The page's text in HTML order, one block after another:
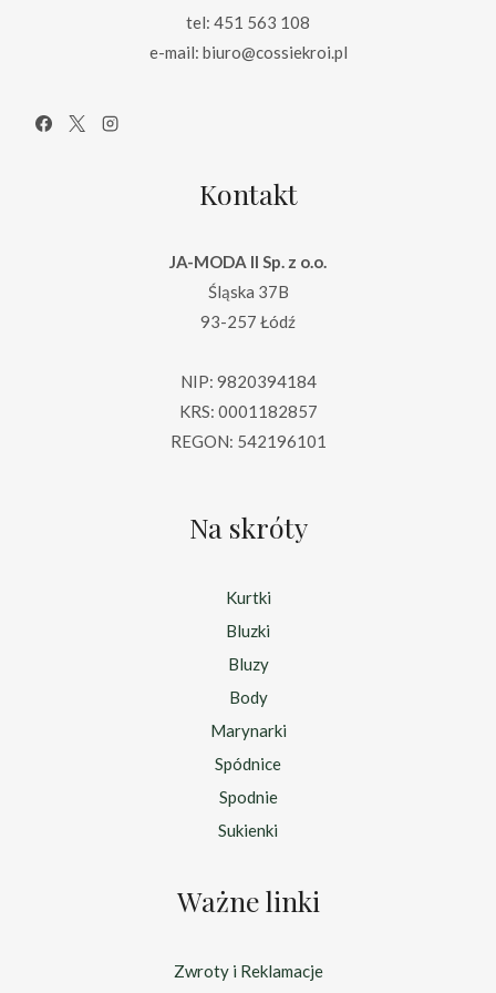
tel: 451 563 108
e-mail: biuro@cossiekroi.pl
Kontakt
JA-MODA II Sp. z o.o.
Śląska 37B
93-257 Łódź
NIP: 9820394184
KRS: 0001182857
REGON: 542196101
Na skróty
Kurtki
Bluzki
Bluzy
Body
Marynarki
Spódnice
Spodnie
Sukienki
Ważne linki
Zwroty i Reklamacje